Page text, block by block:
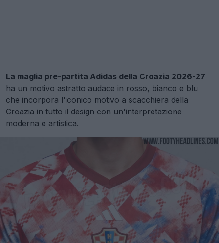
La maglia pre-partita Adidas della Croazia 2026-27
ha un motivo astratto audace in rosso, bianco e blu
che incorpora l'iconico motivo a scacchiera della
Croazia in tutto il design con un'interpretazione
moderna e artistica.